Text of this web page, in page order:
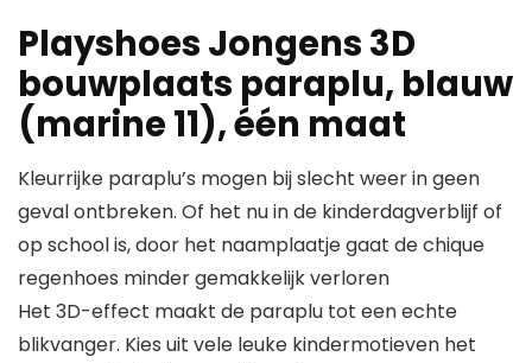
Playshoes Jongens 3D
bouwplaats paraplu, blauw
(marine 11), één maat
Kleurrijke paraplu’s mogen bij slecht weer in geen
geval ontbreken. Of het nu in de kinderdagverblijf of
op school is, door het naamplaatje gaat de chique
regenhoes minder gemakkelijk verloren
Het 3D-effect maakt de paraplu tot een echte
blikvanger. Kies uit vele leuke kindermotieven het